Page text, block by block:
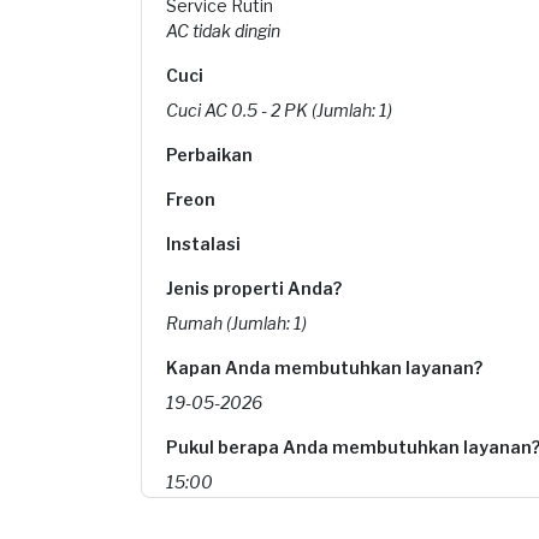
Service Rutin
AC tidak dingin
Cuci
Cuci AC 0.5 - 2 PK (Jumlah: 1)
Perbaikan
Freon
Instalasi
Jenis properti Anda?
Rumah (Jumlah: 1)
Kapan Anda membutuhkan layanan?
19-05-2026
Pukul berapa Anda membutuhkan layanan?
15:00